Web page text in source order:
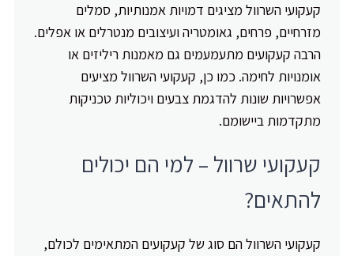
קעקועי השרוול מציגים דמויות אמנותיות, סמלים
מזרחיים, פרחים, גאומטריה ועיצובים מנטרלים או אפלים.
הרבה קעקועים מתעמעמים גם מאמנות ריליזים או
אומנויות לחימה. כמו כן, קעקועי השרוול מציעים
אפשרויות שונות להדגמת צבעים ויכוליות טכניקות
מתקדמות ביישומם.
קעקועי שרוול – למי הם יכולים
להתאים?
קעקועי השרוול הם סוג של קעקועים המתאימים לכולם,